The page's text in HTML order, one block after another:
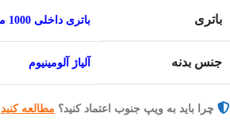
باتری باتری داخلی 1000 میلی
جنس بدنه آلیاژ آلومینیوم
چرا باید به ویپ جنوب اعتماد کنید؟ مطالعه کنید